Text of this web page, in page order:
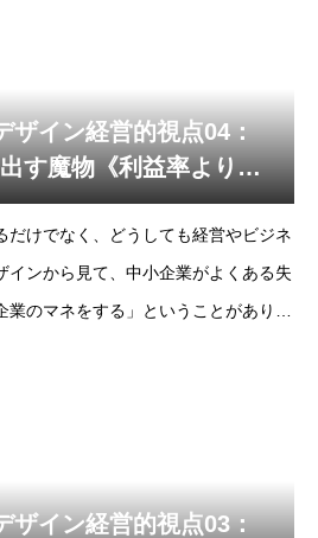
ザイン経営的視点04：
す魔物《利益率より利
だけでなく、どうしても経営やビジネ
インから見て、中小企業がよくある失
のマネをする」ということがありま
ザイン経営的視点03：